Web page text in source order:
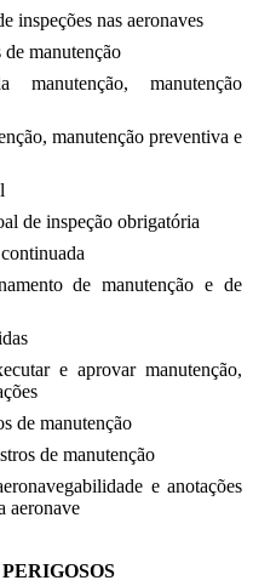
inspeções nas aeronaves
manutenção
manutenção
manutenção preventiva e
de inspeção obrigatória
de manutenção e de
e aprovar manutenção,
de manutenção
de manutenção
e anotações
aeronave